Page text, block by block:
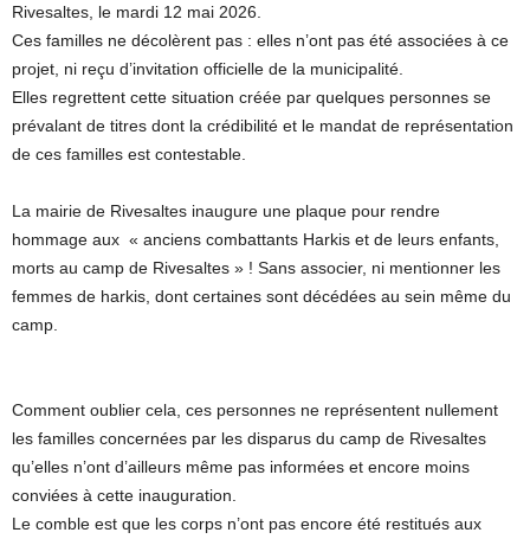
Rivesaltes, le mardi 12 mai 2026.
Ces familles ne décolèrent pas : elles n’ont pas été associées à ce
projet, ni reçu d’invitation officielle de la municipalité.
Elles regrettent cette situation créée par quelques personnes se
prévalant de titres dont la crédibilité et le mandat de représentation
de ces familles est contestable.
La mairie de Rivesaltes inaugure une plaque pour rendre
hommage aux « anciens combattants Harkis et de leurs enfants,
morts au camp de Rivesaltes » ! Sans associer, ni mentionner les
femmes de harkis, dont certaines sont décédées au sein même du
camp.
Comment oublier cela, ces personnes ne représentent nullement
les familles concernées par les disparus du camp de Rivesaltes
qu’elles n’ont d’ailleurs même pas informées et encore moins
conviées à cette inauguration.
Le comble est que les corps n’ont pas encore été restitués aux